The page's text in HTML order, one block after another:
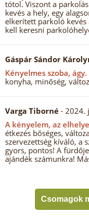
tótol. Viszont a
kevés a hely, egy
elkerített parkoló kevés
kell keresni
Gáspár Sándor
Kényelmes szoba, ágy.
konyha, minőség,
Varga Tiborné - 2024.
A kényelem, az
étkezés bőséges,
szervezettség kíváló, a
gyors, pontos! A
ajándék számunkra!
Csomagok